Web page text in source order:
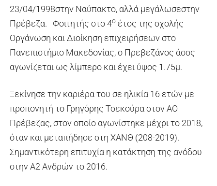
23/04/1998στην Ναύπακτο, αλλά μεγάλωσεστην
Πρέβεζα. Φοιτητής στο 4ο έτος της σχολής
Οργάνωση και Διοίκηση επιχειρήσεων στο
Πανεπιστήμιο Μακεδονίας, ο Πρεβεζάνος άσος
αγωνίζεται ως λίμπερο και έχει ύψος 1.75μ.
Ξεκίνησε την καριέρα του σε ηλικία 16 ετών με
προπονητή το Γρηγόρης Τσεκούρα στον ΑΟ
Πρέβεζας, στον οποίο αγωνίστηκε μέχρι το 2018,
όταν και μεταπήδησε στη ΧΑΝΘ (208-2019).
Σημαντικότερη επιτυχία η κατάκτηση της ανόδου
στην Α2 Ανδρών το 2016.